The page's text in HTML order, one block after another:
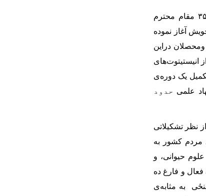
پوهنځی زراعت پوهنتون بدخشان یک نهاد علمی دولتی به تاریخ 25/9/1388 و حکم شماره ۳۵۸۹ مقام محترم
خویش آغاز نموده
دراین
از انیستیتوتهای
یک دورهی
علمی حدود
نظر تشکیلاتی
مردم کشور به
حیوانی،‌ و
و فارغ ده
به مثابهی